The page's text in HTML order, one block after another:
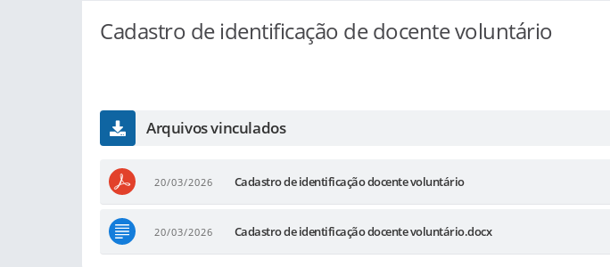
Cadastro de identificação de docente voluntário
Arquivos vinculados
20/03/2026 Cadastro de identificação docente voluntário
20/03/2026 Cadastro de identificação docente voluntário.docx